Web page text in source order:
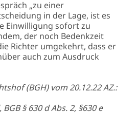
„zu einer
in der Lage, ist es
Einwilligung sofort zu
der noch Bedenkzeit
Richter umgekehrt, dass er
auch zum Ausdruck
(BGH) vom 20.12.22 AZ.:
§ 630 d Abs. 2, §630 e